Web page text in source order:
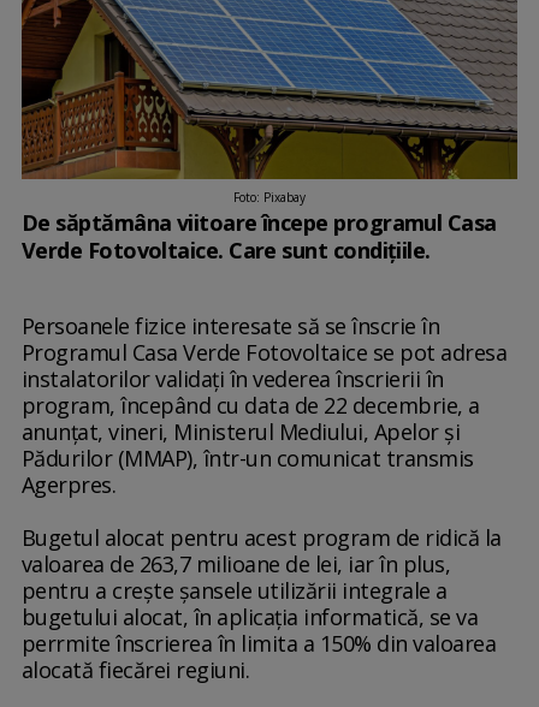
Foto: Pixabay
De săptămâna viitoare începe programul Casa
Verde Fotovoltaice. Care sunt condițiile.
Persoanele fizice interesate să se înscrie în
Programul Casa Verde Fotovoltaice se pot adresa
instalatorilor validaţi în vederea înscrierii în
program, începând cu data de 22 decembrie, a
anunţat, vineri, Ministerul Mediului, Apelor şi
Pădurilor (MMAP), într-un comunicat transmis
Agerpres.
Bugetul alocat pentru acest program de ridică la
valoarea de 263,7 milioane de lei, iar în plus,
pentru a creşte şansele utilizării integrale a
bugetului alocat, în aplicaţia informatică, se va
perrmite înscrierea în limita a 150% din valoarea
alocată fiecărei regiuni.